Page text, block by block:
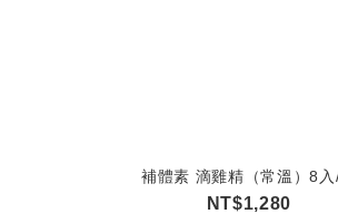
補體素 滴雞精（常溫）8入
NT$1,280